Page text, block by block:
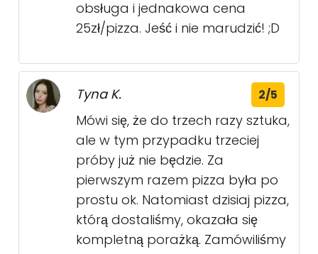
obsługa i jednakowa cena
25zł/pizza. Jeść i nie marudzić! ;D
Tyna K. 2/5
Mówi się, że do trzech razy sztuka,
ale w tym przypadku trzeciej
próby już nie będzie. Za
pierwszym razem pizza była po
prostu ok. Natomiast dzisiaj pizza,
którą dostaliśmy, okazała się
kompletną porażką. Zamówiliśmy